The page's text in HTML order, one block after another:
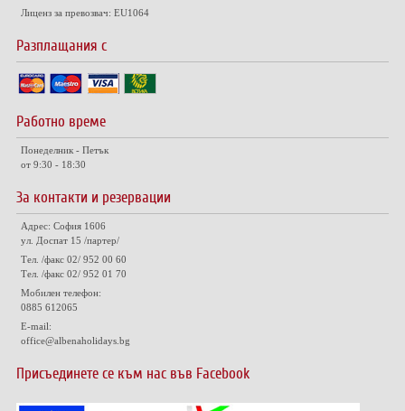
Лиценз за превозвач: EU1064
Разплащания с
Работно време
Понеделник - Петък
от 9:30 - 18:30
За контакти и резервации
Адрес: София 1606
ул. Доспат 15 /партер/
Тел. /факс 02/ 952 00 60
Тел. /факс 02/ 952 01 70
Мобилен телефон:
0885 612065
E-mail:
office@albenaholidays.bg
Присъединете се към нас във Facebook